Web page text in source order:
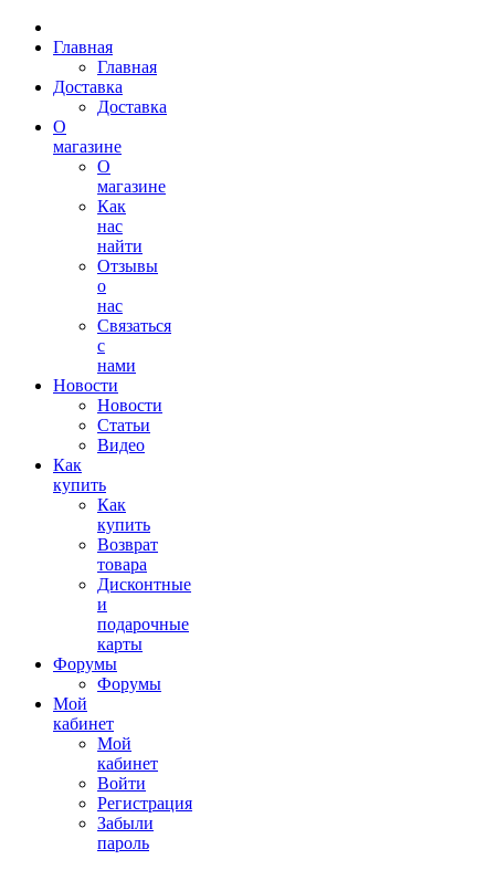
Главная
Главная
Доставка
Доставка
О
магазине
О
магазине
Как
нас
найти
Отзывы
о
нас
Связаться
с
нами
Новости
Новости
Статьи
Видео
Как
купить
Как
купить
Возврат
товара
Дисконтные
и
подарочные
карты
Форумы
Форумы
Мой
кабинет
Мой
кабинет
Войти
Регистрация
Забыли
пароль